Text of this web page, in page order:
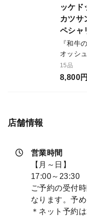
ッケド
カツサ
ペシャ
『和牛
オッシ
蟹・い
れた焼
15品
8,800円
店舗情報
営業時間
【月～日】
17:00～23:30
ご予約の受付
なります。予
＊ネット予約